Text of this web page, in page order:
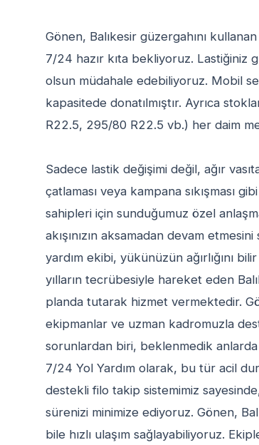
Gönen, Balıkesir güzergahını
7/24 hazır kıta bekliyoruz. Lastiğiniz
olsun müdahale edebiliyoruz. Mobil
kapasitede donatılmıştır. Ayrıca
R22.5, 295/80 R22.5 vb.) her daim
Sadece lastik değişimi değil, ağır
çatlaması veya kampana sıkışması
sahipleri için sunduğumuz özel
akışınızın aksamadan devam
yardım ekibi, yükünüzün ağırlığını
yılların tecrübesiyle hareket eden
planda tutarak hizmet vermektedir.
ekipmanlar ve uzman kadromuzla
sorunlardan biri, beklenmedik anlarda
7/24 Yol Yardım olarak, bu tür acil
destekli filo takip sistemimiz
sürenizi minimize ediyoruz. Gönen,
bile hızlı ulaşım sağlayabiliyoruz.